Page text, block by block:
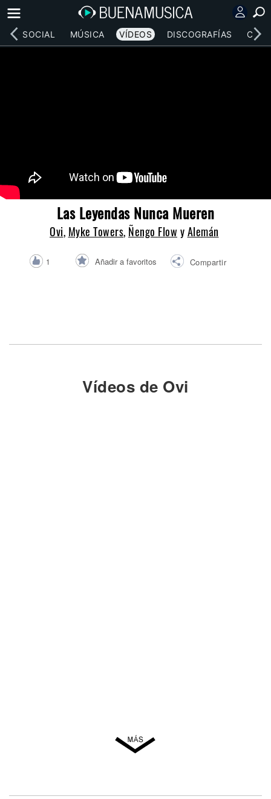
RED SOCIAL MÚSICA VÍDEOS DISCOGRAFÍAS
Las Leyendas Nunca Mueren
Ovi, Myke Towers, Ñengo Flow yAlemán
1 Añadir a favoritos Compartir
Vídeos de Ovi